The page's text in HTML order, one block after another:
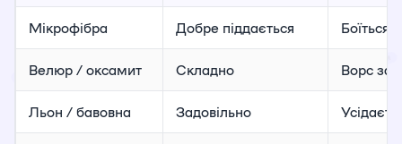
Мікрофібра Добре піддається Боїться
Велюр / оксамит Складно Ворс
Льон / бавовна Задовільно